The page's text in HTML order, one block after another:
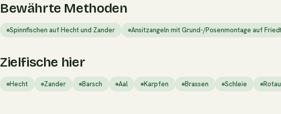
Bewährte Methoden
Spinnfischen auf Hecht und Zander Ansitzangeln mit Grund-/Posenmontage auf
Zielfische hier
Hecht Zander Barsch Aal Karpfen Brassen Schleie